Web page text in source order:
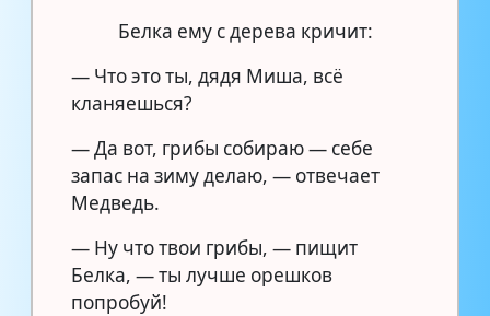
Белка ему с дерева кричит:
— Что это ты, дядя Миша, всё
кланяешься?
— Да вот, грибы собираю — себе
запас на зиму делаю, — отвечает
Медведь.
— Ну что твои грибы, — пищит
Белка, — ты лучше орешков
попробуй!